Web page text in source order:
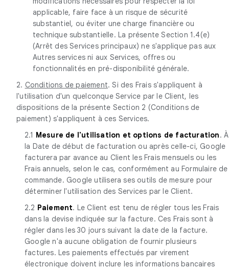
applicable, faire face à un risque de sécurité
substantiel, ou éviter une charge financière ou
technique substantielle. La présente Section 1.4(e)
(Arrêt des Services principaux) ne s'applique pas aux
Autres services ni aux Services, offres ou
fonctionnalités en pré-disponibilité générale.
2. Conditions de paiement. Si des Frais s'appliquent à
l'utilisation d'un quelconque Service par le Client, les
dispositions de la présente Section 2 (Conditions de
paiement) s'appliquent à ces Services.
2.1 Mesure de l'utilisation et options de facturation. À
la Date de début de facturation ou après celle-ci, Google
facturera par avance au Client les Frais mensuels ou les
Frais annuels, selon le cas, conformément au Formulaire de
commande. Google utilisera ses outils de mesure pour
déterminer l'utilisation des Services par le Client.
2.2 Paiement. Le Client est tenu de régler tous les Frais
dans la devise indiquée sur la facture. Ces Frais sont à
régler dans les 30 jours suivant la date de la facture.
Google n'a aucune obligation de fournir plusieurs
factures. Les paiements effectués par virement
électronique doivent inclure les informations bancaires